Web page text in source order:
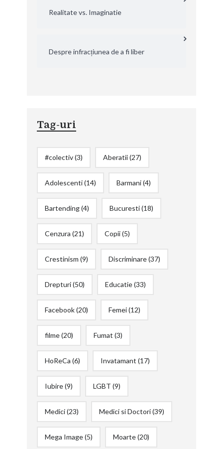
Realitate vs. Imaginatie
Despre infracțiunea de a fi liber
Tag-uri
#colectiv(3) Aberatii(27)
Adolescenti(14) Barmani(4)
Bartending(4) Bucuresti(18)
Cenzura (21) Copii(5)
Crestinism (9) Discriminare(37)
Drepturi(50) Educatie(33)
Facebook(20) Femei(12)
filme(20) Fumat (3)
HoReCa (6) Invatamant (17)
Iubire(9) LGBT (9)
Medici(23) Medici si Doctori(39)
Mega Image(5) Moarte(20)